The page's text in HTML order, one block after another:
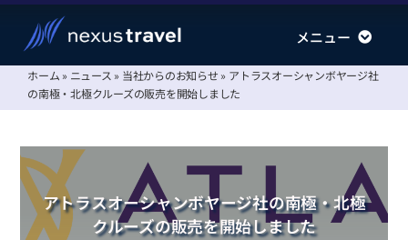
content
メニュー
南極旅行
運航会社
情報ステーション
会社案内
メニュー
南極旅行
運航会社
情報ステーション
会社案内
ホーム » ニュース » 当社からのお知らせ » アトラスオーシャンボヤージ社
の南極・北極クルーズの販売を開始しました
アトラスオーシャンボヤージ社の南極・北極
クルーズの販売を開始しました